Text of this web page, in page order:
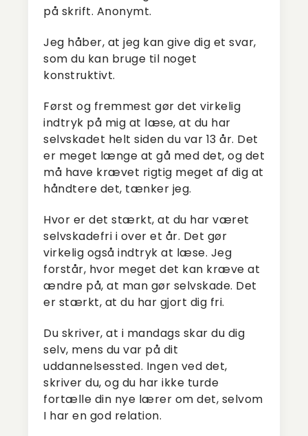
på skrift. Anonymt.
Jeg håber, at jeg kan give dig et svar,
som du kan bruge til noget
konstruktivt.
Først og fremmest gør det virkelig
indtryk på mig at læse, at du har
selvskadet helt siden du var 13 år. Det
er meget længe at gå med det, og det
må have krævet rigtig meget af dig at
håndtere det, tænker jeg.
Hvor er det stærkt, at du har været
selvskadefri i over et år. Det gør
virkelig også indtryk at læse. Jeg
forstår, hvor meget det kan kræve at
ændre på, at man gør selvskade. Det
er stærkt, at du har gjort dig fri.
Du skriver, at i mandags skar du dig
selv, mens du var på dit
uddannelsessted. Ingen ved det,
skriver du, og du har ikke turde
fortælle din nye lærer om det, selvom
I har en god relation.